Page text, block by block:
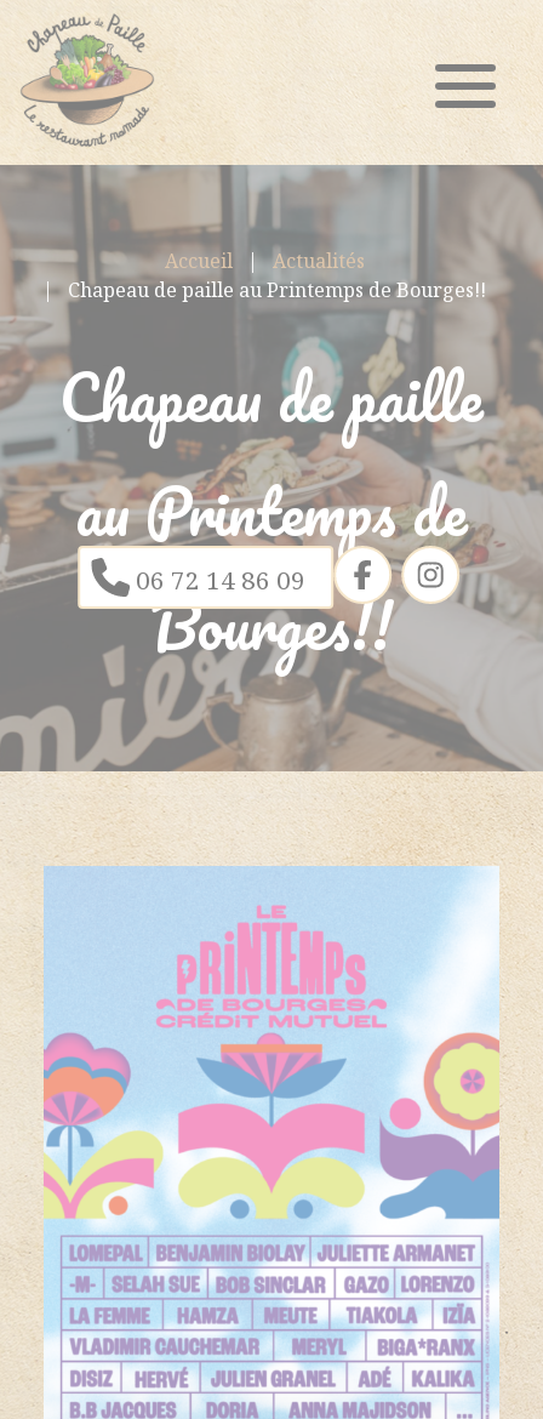
06 72 14 86 09
Chapeau de paille
au Printemps de
Bourges!!
Accueil
Actualités
Chapeau de paille au Printemps de Bourges!!